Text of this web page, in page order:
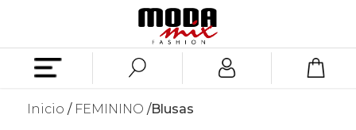
Inicio FEMININO Blusas